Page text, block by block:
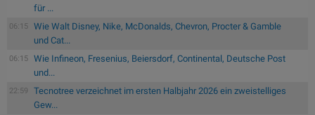
für ...
06:15
Wie Walt Disney, Nike, McDonalds, Chevron, Procter & Gamble
und Cat...
06:15
Wie Infineon, Fresenius, Beiersdorf, Continental, Deutsche Post
und...
22:59
Tecnotree verzeichnet im ersten Halbjahr 2026 ein zweistelliges
Gew...